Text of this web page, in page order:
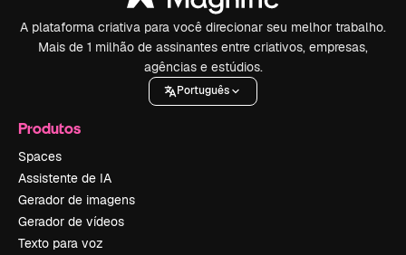
A plataforma criativa para você direcionar seu melhor trabalho.
Mais de 1 milhão de assinantes entre criativos, empresas,
agências e estúdios.
Português
Produtos
Spaces
Assistente de IA
Gerador de imagens
Gerador de vídeos
Texto para voz